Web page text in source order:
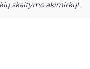
skaitymo akimirkų!